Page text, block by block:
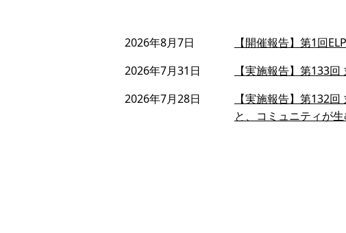
2026年8月7日
【開催報告】第1回
2026年7月31日
【実施報告】第133
2026年7月28日
【実施報告】第132
と、コミュニティが生